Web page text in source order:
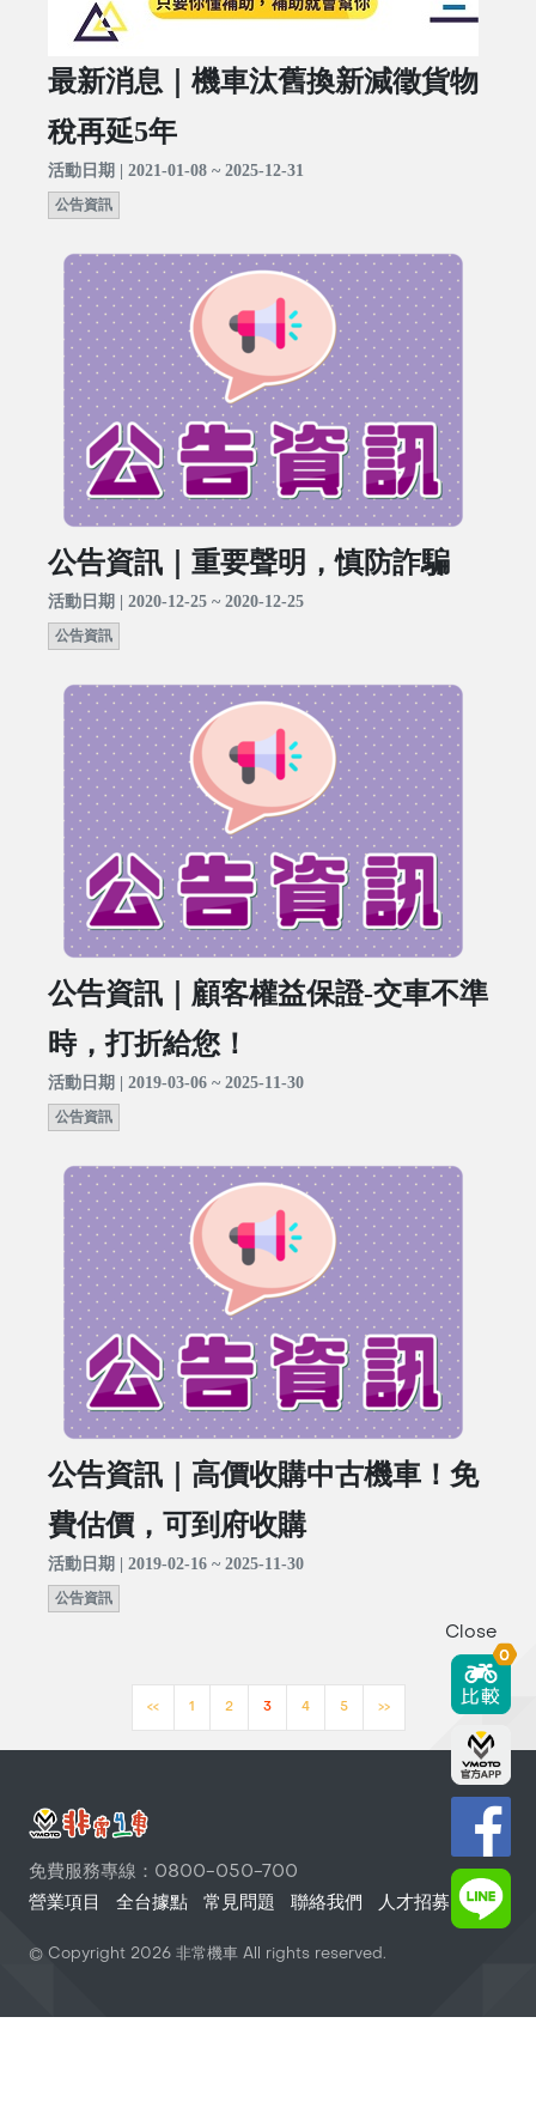
最新消息｜機車汰舊換新減徵貨物
稅再延5年
活動日期 | 2021-01-08 ~ 2025-12-31
公告資訊
公告資訊｜重要聲明，慎防詐騙
活動日期 | 2020-12-25 ~ 2020-12-25
公告資訊
公告資訊｜顧客權益保證-交車不準
時，打折給您！
活動日期 | 2019-03-06 ~ 2025-11-30
公告資訊
公告資訊｜高價收購中古機車！免
費估價，可到府收購
活動日期 | 2019-02-16 ~ 2025-11-30
公告資訊
<< 1 2 3 4 5 >>
免費服務專線：0800-050-700
營業項目
全台據點 常見問題 聯絡我們 人才招募
© Copyright 2026 非常機車 All rights reserved.
Close
0